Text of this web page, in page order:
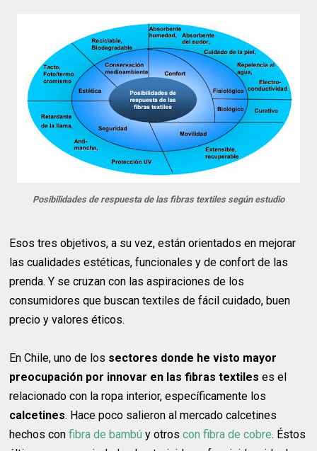
Posibilidades de respuesta de las fibras textiles según estudio
Esos tres objetivos, a su vez, están orientados en mejorar
las cualidades estéticas, funcionales y de confort de las
prenda. Y se cruzan con las aspiraciones de los
consumidores que buscan textiles de fácil cuidado, buen
precio y valores éticos.
En Chile, uno de los sectores donde he visto mayor
preocupación por innovar en las fibras textiles es el
relacionado con la ropa interior, específicamente los
calcetines. Hace poco salieron al mercado calcetines
hechos confibra de bambú y otroscon fibra de cobre. Éstos